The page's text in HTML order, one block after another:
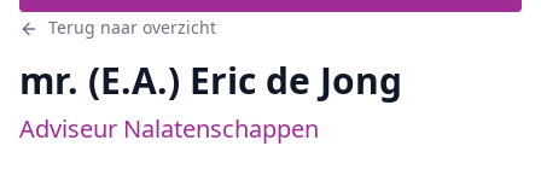
Terug naar overzicht
mr. (E.A.) Eric de Jong
Adviseur Nalatenschappen